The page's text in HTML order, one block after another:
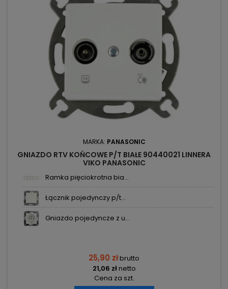
MARKA: PANASONIC
GNIAZDO RTV KOŃCOWE P/T BIAŁE 90440021 LINNERA
VIKO PANASONIC
Ramka pięciokrotna bia...
Łącznik pojedynczy p/t...
Gniazdo pojedyncze z u...
25,90 złbrutto
21,06 złnetto
Cena za szt.